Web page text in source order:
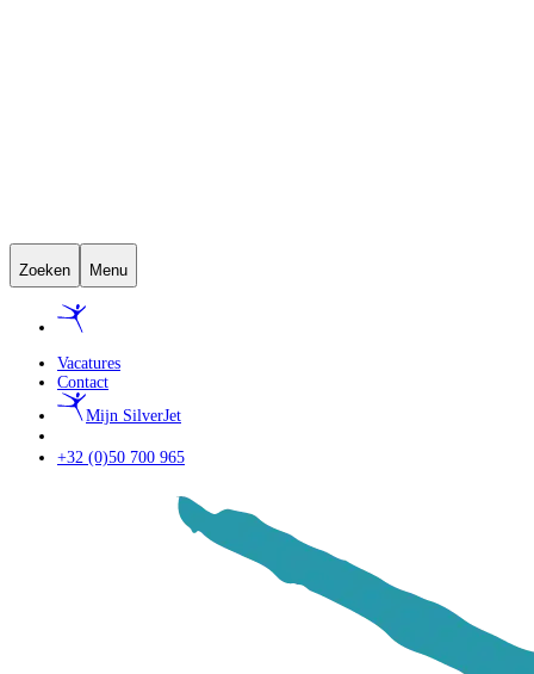
Zoeken Menu
Vacatures
Contact
Mijn SilverJet
+32 (0)50 700 965